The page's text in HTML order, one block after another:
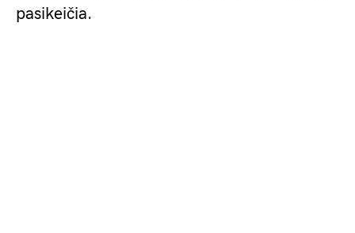
pasikeičia.